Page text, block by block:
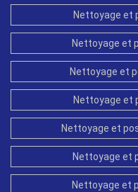
Nettoyage et
Nettoyage et
Nettoyage et
Nettoyage et
Nettoyage et
Nettoyage et
Nettoyage et